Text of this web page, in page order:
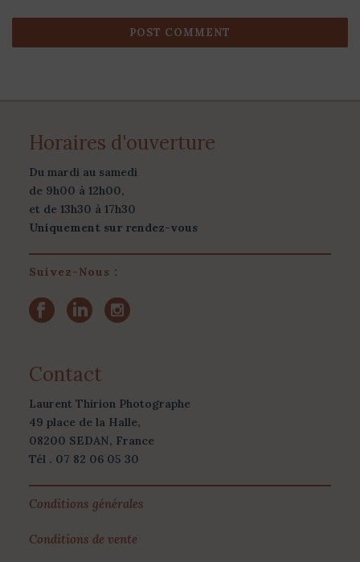
Horaires d'ouverture
Du mardi au samedi
de 9h00 à 12h00,
et de 13h30 à 17h30
Uniquement sur rendez-vous
Suivez-Nous :
Contact
Laurent Thirion Photographe
49 place de la Halle,
08200 SEDAN, France
Tél . 07 82 06 05 30
Conditions générales
Conditions de vente